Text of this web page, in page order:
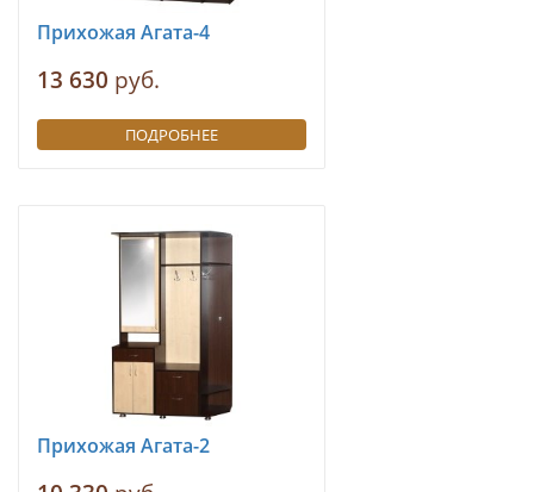
Прихожая Агата-4
13 630 руб.
ПОДРОБНЕЕ
Прихожая Агата-2